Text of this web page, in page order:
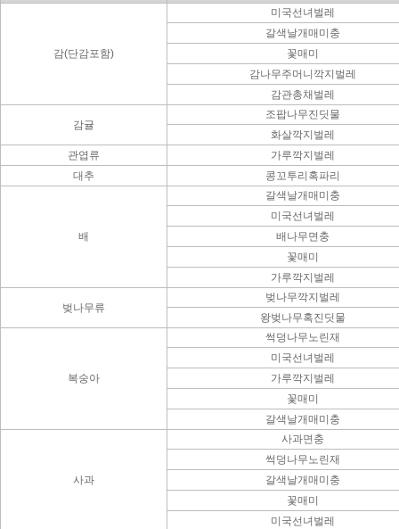
감(단감포함)
미국선녀벌레
갈색날개매미충
꽃매미
감나무주머니깍지벌레
감관총채벌레
감귤
조팝나무진딧물
화살깍지벌레
관엽류
가루깍지벌레
대추
콩꼬투리혹파리
배
갈색날개매미충
미국선녀벌레
배나무면충
꽃매미
가루깍지벌레
벚나무류
벚나무깍지벌레
왕벚나무혹진딧물
복숭아
썩덩나무노린재
미국선녀벌레
가루깍지벌레
꽃매미
갈색날개매미충
사과
사과면충
썩덩나무노린재
갈색날개매미충
꽃매미
미국선녀벌레